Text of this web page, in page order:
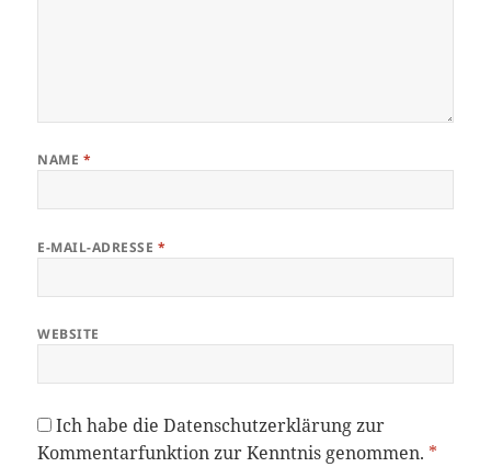
NAME *
E-MAIL-ADRESSE *
WEBSITE
Ich habe dieDatenschutzerklärungzur
Kommentarfunktion zur Kenntnis genommen. *